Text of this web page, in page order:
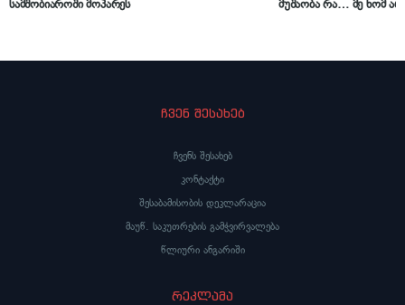
სამშობიაროში მოპარეს
მუშაობა რა… მე ხომ არ
ჩვენ შესახებ
ჩვენს შესახებ
კონტაქტი
შესაბამისობის დეკლარაცია
მაუწ. საკუთრების გამჭვირვალება
წლიური ანგარიში
რეკლამა